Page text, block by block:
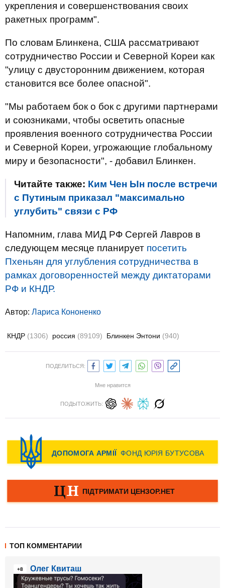
укрепления и совершенствования своих
ракетных программ".
По словам Блинкена, США рассматривают
сотрудничество России и Северной Кореи как
"улицу с двусторонним движением, которая
становится все более опасной".
"Мы работаем бок о бок с другими партнерами
и союзниками, чтобы осветить опасные
проявления военного сотрудничества России
и Северной Кореи, угрожающие глобальному
миру и безопасности", - добавил Блинкен.
Читайте также: Ким Чен Ын после встречи
с Путиным приказал "максимально
углубить" связи с РФ
Напомним, глава МИД РФ Сергей Лавров в
следующем месяце планирует посетить
Пхеньян для углубления сотрудничества в
рамках договоренностей между диктаторами
РФ и КНДР.
Автор: Лариса Кононенко
КНДР (1306) россия (89109) Блинкен Энтони (940)
ПОДЕЛИТЬСЯ:
Мне нравится
ПОДЫТОЖИТЬ:
ТОП КОММЕНТАРИИ
+8 Олег Квиташ